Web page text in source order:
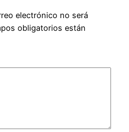
electrónico no será
obligatorios están